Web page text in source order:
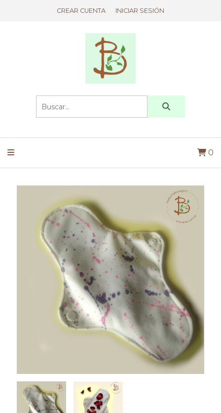
CREAR CUENTA INICIAR SESIÓN
0